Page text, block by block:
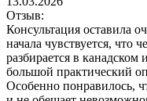
Отзыв:
Консультация оставила
начала чувствуется, что
разбирается в
большой практический
Особенно понравилось,